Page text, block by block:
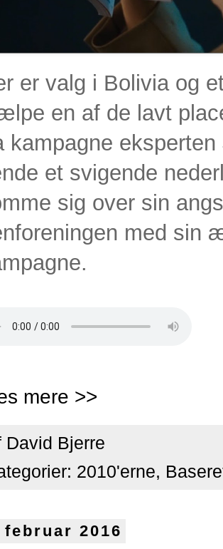
er valg i Bolivia og
en af de lavt
kampagne
et svigende
sig over sin
med sin
mere >>
David Bjerre
2010'erne,
februar 2016